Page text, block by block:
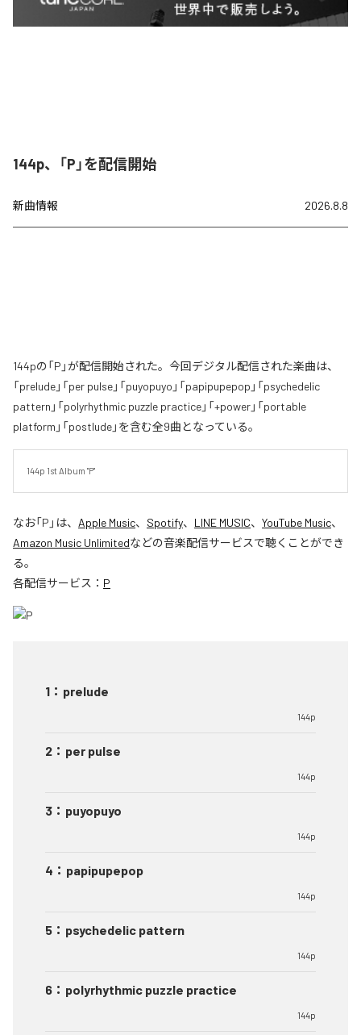
144p、「P」を配信開始
新曲情報 2026.8.8
144pの「P」が配信開始された。今回デジタル配信された楽曲は、
「prelude」「per pulse」「puyopuyo」「papipupepop」「psychedelic
pattern」「polyrhythmic puzzle practice」「+power」「portable
platform」「postlude」を含む全9曲となっている。
144p 1st Album "P"
なお「P 」は、 Apple Music、 Spotify、 LINE MUSIC、 YouTube Music、
Amazon Music Unlimitedなどの音楽配信サービスで聴くことができ
る。
各配信サービス： P
1 ： prelude
144p
2 ： per pulse
144p
3 ： puyopuyo
144p
4 ： papipupepop
144p
5 ： psychedelic pattern
144p
6 ： polyrhythmic puzzle practice
144p